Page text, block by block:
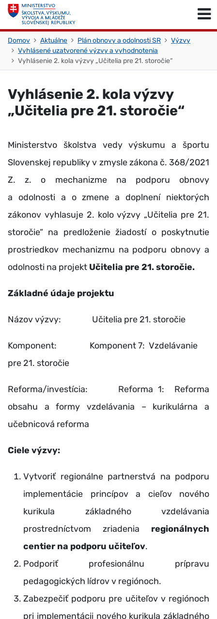
Skočiť na obsah
Domov Aktuálne Plán obnovy a odolnosti SR
Výzvy
Vyhlásené uzatvorené výzvy a vyhodnotenia
Vyhlásenie 2. kola výzvy „Učitelia pre 21. storočie“
Vyhlásenie 2. kola výzvy
„Učitelia pre 21. storočie“
Ministerstvo školstva vedy výskumu a športu
Slovenskej republiky v zmysle zákona č. 368/2021
Z. z. o mechanizme na podporu obnovy
a odolnosti a o zmene a doplnení niektorých
zákonov vyhlasuje 2. kolo výzvy „Učitelia pre 21.
storočie“ na predloženie žiadostí o poskytnutie
prostriedkov mechanizmu na podporu obnovy a
odolnosti na projekt Učitelia pre 21. storočie.
Základné údaje projektu
Názov výzvy: Učitelia pre 21. storočie
Komponent: Komponent 7: Vzdelávanie
pre 21. storočie
Reforma/investícia: Reforma 1: Reforma
obsahu a formy vzdelávania – kurikulárna a
učebnicová reforma
Ciele výzvy:
Vytvoriť regionálne partnerstvá na podporu
implementácie princípov a cieľov nového
kurikula základného vzdelávania
prostredníctvom zriadenia regionálnych
centier na podporu učiteľov.
Podporiť profesionálnu prípravu
pedagogických lídrov v regiónoch.
Zabezpečiť podporu pre učiteľov v regiónoch
pri implementácii nového kurikula základného
Skočiť na začiatok stránky